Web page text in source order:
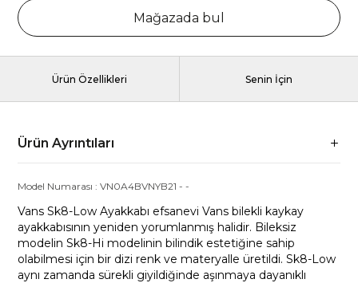
Mağazada bul
Ürün Özellikleri Senin İçin
Ürün Ayrıntıları
Model Numarası :VN0A4BVNYB21 --
Vans Sk8-Low Ayakkabı efsanevi Vans bilekli kaykay
ayakkabısının yeniden yorumlanmış halidir. Bileksiz
modelin Sk8-Hi modelinin bilindik estetiğine sahip
olabilmesi için bir dizi renk ve materyalle üretildi. Sk8-Low
aynı zamanda sürekli giyildiğinde aşınmaya dayanıklı